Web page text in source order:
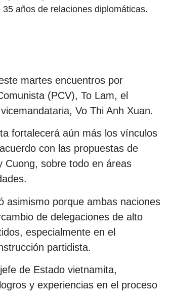
años de relaciones diplomáticas.
martes encuentros por
(PCV), To Lam, el
Vo Thi Anh Xuan.
fortalecerá aún más los vínculos
con las propuestas de
Cuong, sobre todo en áreas
asimismo porque ambas naciones
de delegaciones de alto
especialmente en el
partidista.
de Estado vietnamita,
y experiencias en el proceso